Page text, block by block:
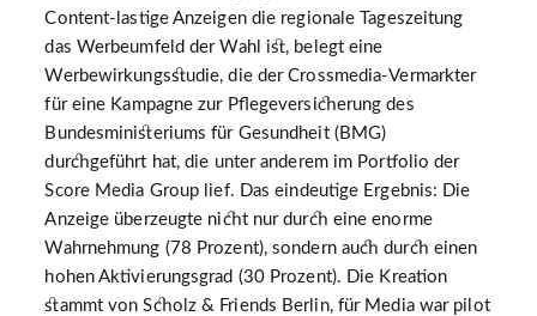
Content-lastige Anzeigen die regionale Tageszeitung
das Werbeumfeld der Wahl ist, belegt eine
Werbewirkungsstudie, die der Crossmedia-Vermarkter
für eine Kampagne zur Pflegeversicherung des
Bundesministeriums für Gesundheit (BMG)
durchgeführt hat, die unter anderem im Portfolio der
Score Media Group lief. Das eindeutige Ergebnis: Die
Anzeige überzeugte nicht nur durch eine enorme
Wahrnehmung (78 Prozent), sondern auch durch einen
hohen Aktivierungsgrad (30 Prozent). Die Kreation
stammt von Scholz & Friends Berlin, für Media war pilot